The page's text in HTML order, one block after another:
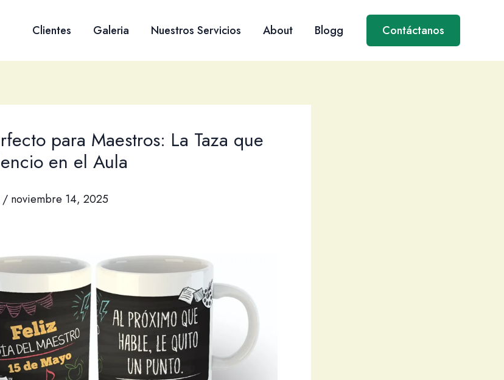
Clientes Galeria Nuestros Servicios About Blogg Contáctanos
para Maestros: La Taza que
en el Aula
/ noviembre 14, 2025